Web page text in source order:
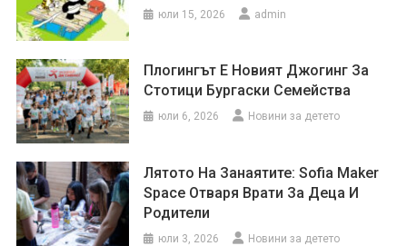
юли 15, 2026 admin
Плогингът Е Новият Джогинг За
Стотици Бургаски Семейства
юли 6, 2026 Новини за детето
Лятото На Занаятите: Sofia Maker
Space Отваря Врати За Деца И
Родители
юли 3, 2026 Новини за детето